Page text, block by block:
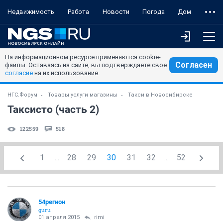
Недвижимость Работа Новости Погода Дом
На информационном ресурсе применяются cookie-
файлы. Оставаясь на сайте, вы подтверждаете свое
согласие на их использование.
Согласен
НГС.Форум Товары услуги магазины Такси в Новосибирске
Таксисто (часть 2)
122559 518
1 ... 28 29 30 31 32 ... 52
54регион
guru
01 апреля 2015 rimi